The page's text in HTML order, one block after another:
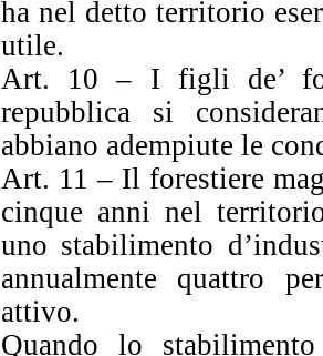
ha nel detto territorio
utile.
Art. 10 – I figli de’
repubblica si
abbiano adempiute le
Art. 11 – Il forestiere
cinque anni nel
uno stabilimento
annualmente quattro
attivo.
Quando lo